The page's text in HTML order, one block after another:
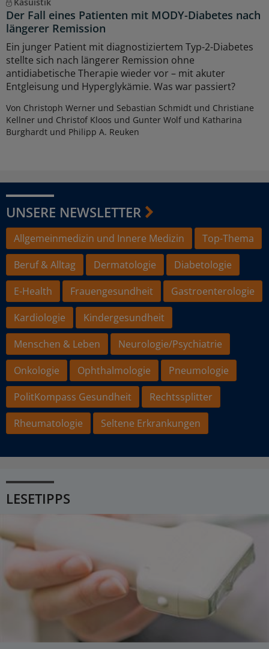
Kasuistik
Der Fall eines Patienten mit MODY-Diabetes nach
längerer Remission
Ein junger Patient mit diagnostiziertem Typ-2-Diabetes
stellte sich nach längerer Remission ohne
antidiabetische Therapie wieder vor – mit akuter
Entgleisung und Hyperglykämie. Was war passiert?
Von Christoph Werner und Sebastian Schmidt und Christiane
Kellner und Christof Kloos und Gunter Wolf und Katharina
Burghardt und Philipp A. Reuken
UNSERE NEWSLETTER
Allgemeinmedizin und Innere Medizin
Top-Thema
Beruf & Alltag
Dermatologie
Diabetologie
E-Health
Frauengesundheit
Gastroenterologie
Kardiologie
Kindergesundheit
Menschen & Leben
Neurologie/Psychiatrie
Onkologie
Ophthalmologie
Pneumologie
PolitKompass Gesundheit
Rechtssplitter
Rheumatologie
Seltene Erkrankungen
LESETIPPS